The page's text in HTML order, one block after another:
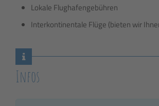
Lokale Flughafengebühren
Interkontinentale Flüge (bieten wir
Infos